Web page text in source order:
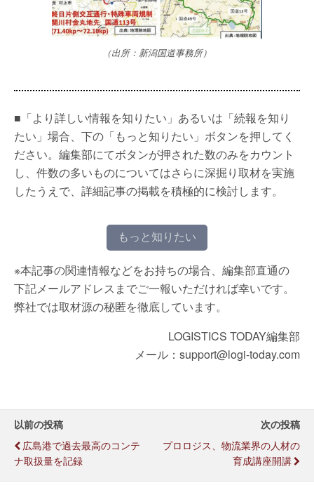
（出所：新潟国道事務所）
■「より詳しい情報を知りたい」あるいは「続報を知り
たい」場合、下の「もっと知りたい」ボタンを押してく
ださい。編集部にてボタンが押された数のみをカウント
し、件数の多いものについてはさらに深掘り取材を実施
したうえで、詳細記事の掲載を積極的に検討します。
もっと知りたい
※本記事の関連情報などをお持ちの場合、編集部直通の
下記メールアドレスまでご一報いただければ幸いです。
弊社では取材源の秘匿を徹底しています。
LOGISTICS TODAY編集部
メール：support@logi-today.com
以前の投稿
広島港で過去最高のコンテ
ナ取扱量を記録
次の投稿
プロロジス、物流業界の人材の
育成講座開講